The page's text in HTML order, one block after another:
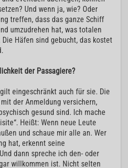
Und wenn ja, wie? Oder
treffen, dass das ganze Schiff
umzudrehen hat, was totalen
Häfen sind gebucht, das kostet
der Passagiere?
eingeschränkt auch für sie. Die
der Anmeldung versichern,
gesund sind. Ich mache
Heißt: Wenn neue Leute
und schaue mir alle an. Wer
hat, erkennt seine
dann spreche ich den- oder
willkommen ist. Nicht selten